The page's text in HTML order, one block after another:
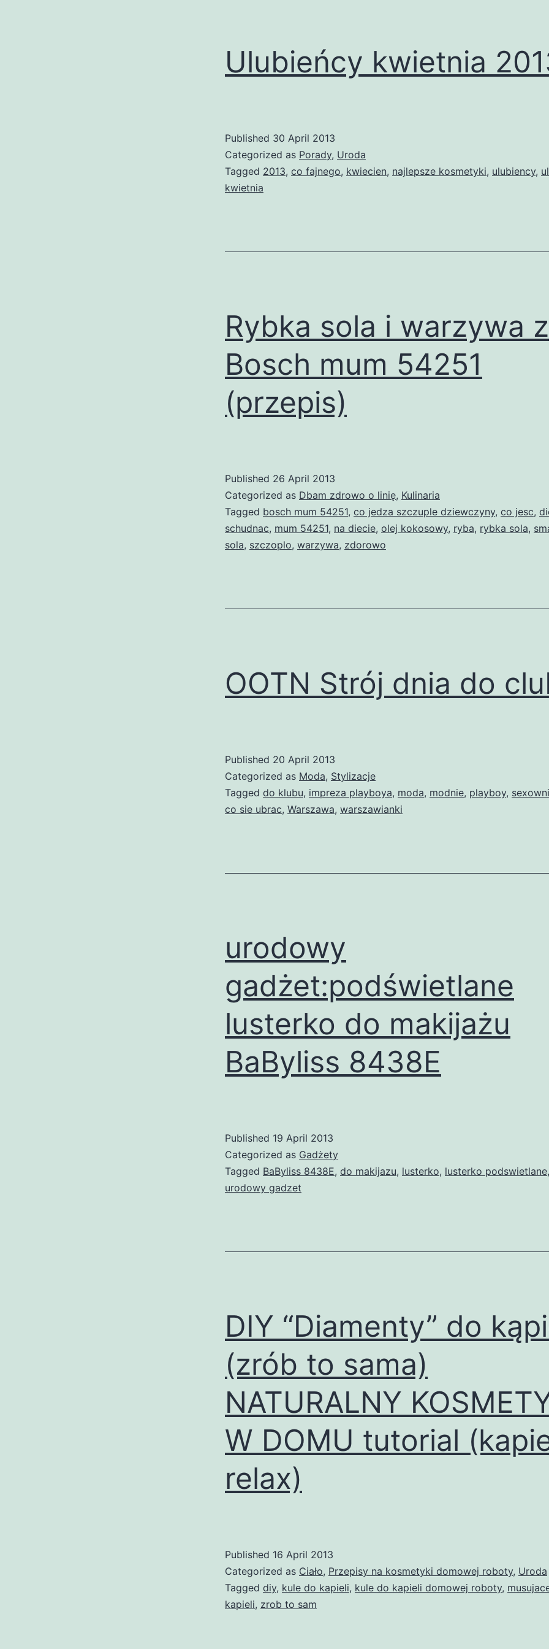
Ulubieńcy kwietnia
Published 30 April 2013
Categorized as Porady, Uroda
Tagged 2013, co fajnego, kwiecien, najlepsze kosmetyki, ulubiency,
kwietnia
Rybka sola i warzywa z
Bosch mum 54251
(przepis)
Published 26 April 2013
Categorized as Dbam zdrowo o linię, Kulinaria
Tagged bosch mum 54251, co jedza szczuple dziewczyny, co jesc,
schudnac, mum 54251, na diecie, olej kokosowy, ryba, rybka sola,
sola, szczoplo, warzywa, zdorowo
OOTN Strój dnia do
Published 20 April 2013
Categorized as Moda, Stylizacje
Tagged do klubu, impreza playboya, moda, modnie, playboy,
co sie ubrac, Warszawa, warszawianki
urodowy
gadżet:podświetlane
lusterko do makijażu
BaByliss 8438E
Published 19 April 2013
Categorized as Gadżety
Tagged BaByliss 8438E, do makijazu, lusterko, lusterko podswietlane,
urodowy gadzet
DIY “Diamenty” do
(zrób to sama)
NATURALNY
W DOMU tutorial
relax)
Published 16 April 2013
Categorized as Ciało, Przepisy na kosmetyki domowej roboty, Uroda
Tagged diy, kule do kapieli, kule do kapieli domowej roboty,
kapieli, zrob to sam